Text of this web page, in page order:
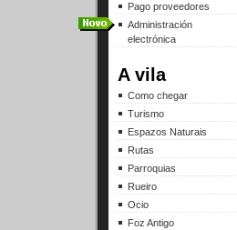
Pago proveedores
Administración
electrónica
A vila
Como chegar
Turismo
Espazos Naturais
Rutas
Parroquias
Rueiro
Ocio
Foz Antigo